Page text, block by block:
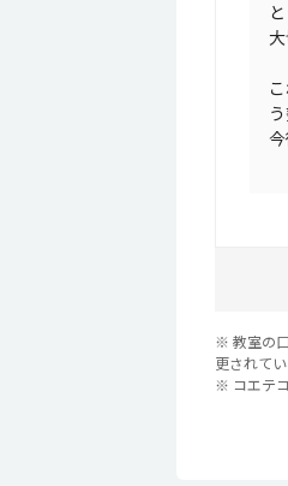
※ 教室の
更されて
※ コエテ